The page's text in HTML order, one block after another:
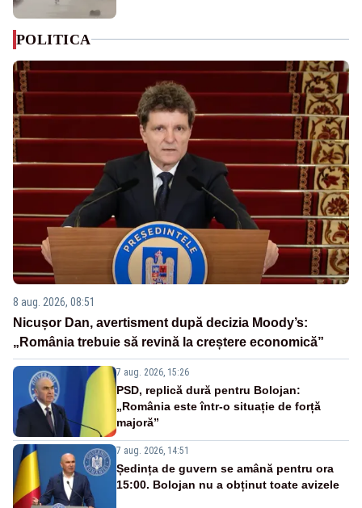
POLITICA
8 aug. 2026, 08:51
Nicușor Dan, avertisment după decizia Moody’s:
„România trebuie să revină la creștere economică”
7 aug. 2026, 15:26
PSD, replică dură pentru Bolojan:
„România este într-o situație de forță
majoră”
7 aug. 2026, 14:51
Ședința de guvern se amână pentru ora
15:00. Bolojan nu a obținut toate avizele